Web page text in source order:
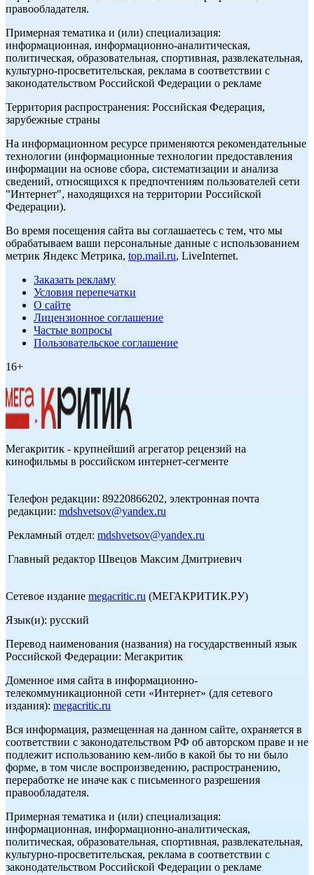
правообладателя.
Примерная тематика и (или) специализация:
информационная, информационно-аналитическая,
политическая, образовательная, спортивная, развлекательная,
культурно-просветительская, реклама в соответствии с
законодательством Российской Федерации о рекламе
Территория распространения: Российская Федерация,
зарубежные страны
На информационном ресурсе применяются рекомендательные
технологии (информационные технологии предоставления
информации на основе сбора, систематизации и анализа
сведений, относящихся к предпочтениям пользователей сети
"Интернет", находящихся на территории Российской
Федерации).
Во время посещения сайта вы соглашаетесь с тем, что мы
обрабатываем ваши персональные данные с использованием
метрик Яндекс Метрика, top.mail.ru, LiveInternet.
Заказать рекламу
Условия перепечатки
О сайте
Лицензионное соглашение
Частые вопросы
Пользовательское соглашение
16+
Мегакритик - крупнейший агрегатор рецензий на
кинофильмы в российском интернет-сегменте
Телефон редакции: 89220866202, электронная почта
редакции: mdshvetsov@yandex.ru
Рекламный отдел: mdshvetsov@yandex.ru
Главный редактор Швецов Максим Дмитриевич
Сетевое издание megacritic.ru (МЕГАКРИТИК.РУ)
Язык(и): русский
Перевод наименования (названия) на государственный язык
Российской Федерации: Мегакритик
Доменное имя сайта в информационно-
телекоммуникационной сети «Интернет» (для сетевого
издания): megacritic.ru
Вся информация, размещенная на данном сайте, охраняется в
соответствии с законодательством РФ об авторском праве и не
подлежит использованию кем-либо в какой бы то ни было
форме, в том числе воспроизведению, распространению,
переработке не иначе как с письменного разрешения
правообладателя.
Примерная тематика и (или) специализация:
информационная, информационно-аналитическая,
политическая, образовательная, спортивная, развлекательная,
культурно-просветительская, реклама в соответствии с
законодательством Российской Федерации о рекламе